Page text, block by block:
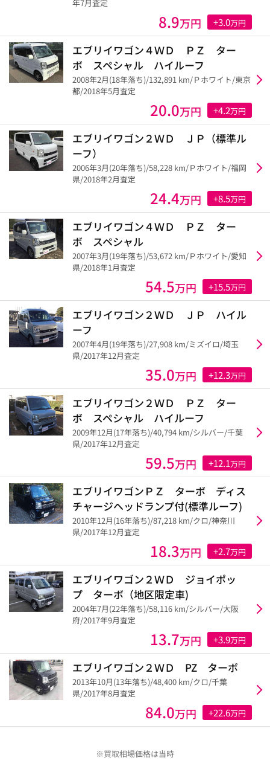
年7月査定
8.9万円 +3.0万円
エブリイワゴン４ＷＤ ＰＺ ター
ボ スペシャル ハイルーフ
2008年2月(18年落ち)/132,891 km/Ｐホワイト/東京
都/2018年5月査定
20.0万円 +4.2万円
エブリイワゴン２ＷＤ ＪＰ（標準ル
ーフ）
2006年3月(20年落ち)/58,228 km/Ｐホワイト/福岡
県/2018年2月査定
24.4万円 +8.5万円
エブリイワゴン４ＷＤ ＰＺ ター
ボ スペシャル
2007年3月(19年落ち)/53,672 km/Ｐホワイト/愛知
県/2018年1月査定
54.5万円 +15.5万円
エブリイワゴン２ＷＤ ＪＰ ハイル
ーフ
2007年4月(19年落ち)/27,908 km/ミズイロ/埼玉
県/2017年12月査定
35.0万円 +12.3万円
エブリイワゴン２ＷＤ ＰＺ ター
ボ スペシャル ハイルーフ
2009年12月(17年落ち)/40,794 km/シルバー/千葉
県/2017年12月査定
59.5万円 +12.1万円
エブリイワゴンＰＺ ターボ ディス
チャージヘッドランプ付(標準ルーフ)
2010年12月(16年落ち)/87,218 km/クロ/神奈川
県/2017年12月査定
18.3万円 +2.7万円
エブリイワゴン２ＷＤ ジョイポッ
プ ターボ（地区限定車)
2004年7月(22年落ち)/58,116 km/シルバー/大阪
府/2017年9月査定
13.7万円 +3.9万円
エブリイワゴン２ＷＤ PZ ターボ
2013年10月(13年落ち)/48,400 km/クロ/千葉
県/2017年8月査定
84.0万円 +22.6万円
※買取相場価格は当時